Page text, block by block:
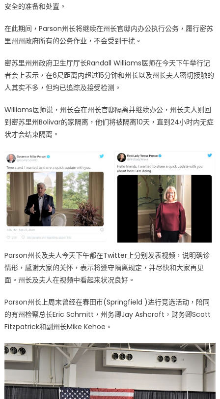
安全的准备和处置。
在此期间，Parson州长将继续在州长官邸内办公执行公务，履行密苏
里州州政府所有的公务作业，不会受到干扰。
密苏里州州政府卫生厅厅长Randall Williams医师在今天下午举行记
者会上表示，在6尺距离内超过15分钟和州长以及州长夫人密切接触的
人其实不多，但均已追踪及接受检测。
Williams医师说，州长会在州长官邸隔离并继续办公，州长夫人则回
到密苏里州Bolivar的家隔离，他们将被隔离10天，直到24小时内无症
状才会结束隔离。
Parson州长及夫人今天下午都在Twitter上分别发表视频，说明确诊
情形，感谢大家的关怀，表示将遵守隔离规定，并尽快和大家再见
面。州长及夫人在视频中看起来状况良好。
Parson州长上周末曾经在春田市(Springfield )进行竞选活动，陪同
的有州检察总长Eric Schmitt，州务卿Jay Ashcroft，财务卿Scott
Fitzpatrick和副州长Mike Kehoe。